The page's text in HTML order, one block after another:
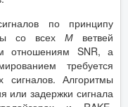
по принципу
со всех М ветвей
отношениям SNR, а
требуется
сигналов. Алгоритмы
или задержки сигнала